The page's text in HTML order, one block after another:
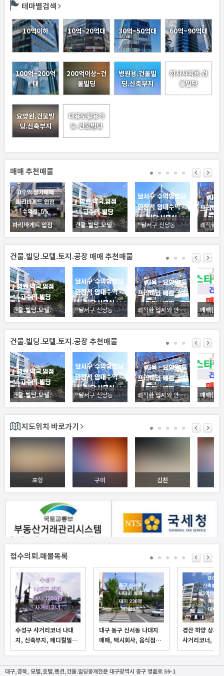
테마별검색
10억이하 10억~20억대 30억~50억대 60억~90억대
100억~200억
대
200억이상~건
물빌딩
병원용.건물빌
딩.신축부지
회사사옥용.건
물빌딩
요양원.건물빌
딩.신축부지
다용도활용가
능.건물빌딩
매매 추천매물
파리바게트 입점 고수익 상가매매. 안정적으로 장기수익 보장. 상권네에서 메인 핵심자리로서 A급 입지 건물.빌딩.모텔.토지.공장 “달서구 신당동 수익형 빌딩 — 안정적 임대수익, 공실 없는 5층 근생건물”
건물.빌딩.모텔.토지.공장 매매 추천매물
건물.빌딩.모텔.토지.공장 “달서구 신당동 수익형 빌딩 — 안정적 임대수익, 공실 없는 5층 근생건물” 쾌적한 입지와 안정된 구조, 사옥·요양시설 모두 가능한 건물, 비즈니스와 휴식이 공존하는 공간, 방촌동 핵심 건물 매매
건물.빌딩.모텔.토지.공장 추천매물
건물.빌딩.모텔.토지.공장 “달서구 신당동 수익형 빌딩 — 안정적 임대수익, 공실 없는 5층 근생건물” 쾌적한 입지와 안정된 구조, 사옥·요양시설 모두 가능한 건물, 비즈니스와 휴식이 공존하는 공간, 방촌동 핵심 건물 매매
지도위치 바로가기
포항 구미 김천
접수의뢰.매물목록
수성구 사거리코너 나대
지, 신축부지, 메디컬빌…
대구 동구 신서동 나대지
매매, 택시회사, 음식점…
경산 하양 상가
사거리코너, 메
대구,경북, 모텔,호텔,펜션,건물.빌딩중개전문대구광역시 중구 명륜로 59-1